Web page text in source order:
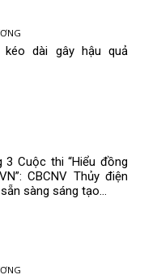
dài gây hậu quả
3 Cuộc thi “Hiểu đồng
CBCNV Thủy điện
sàng sáng tạo...